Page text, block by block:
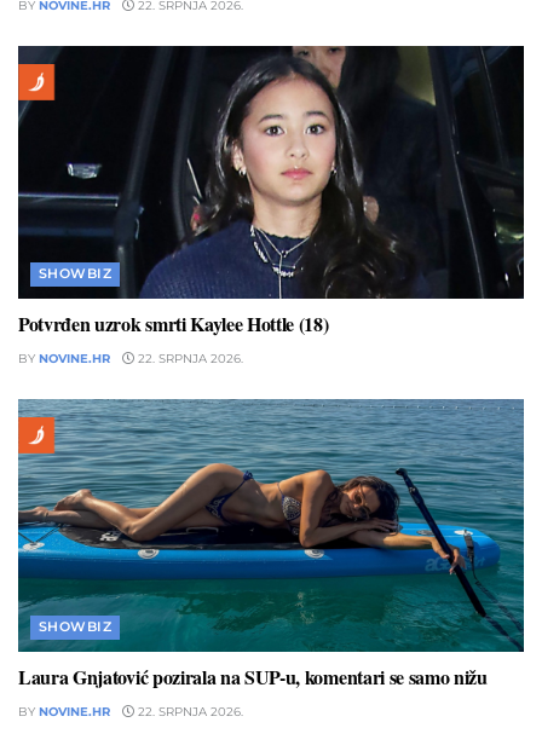
BY NOVINE.HR 22. SRPNJA 2026.
SHOWBIZ
Potvrđen uzrok smrti Kaylee Hottle (18)
BY NOVINE.HR 22. SRPNJA 2026.
SHOWBIZ
Laura Gnjatović pozirala na SUP-u, komentari se samo nižu
BY NOVINE.HR 22. SRPNJA 2026.